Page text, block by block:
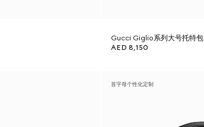
Gucci Giglio系列大号托特包
AED 8,150
首字母个性化定制